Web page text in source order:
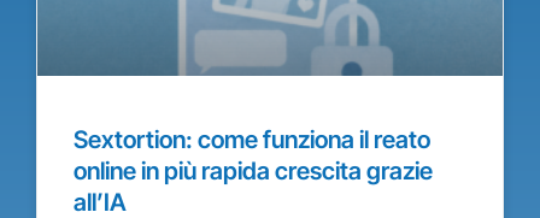
Sextortion: come funziona il reato
online in più rapida crescita grazie
all’IA